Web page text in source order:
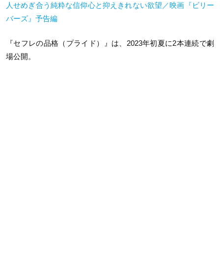
人せめぎ合う純粋な信仰心と抑えきれない欲望／映画『ビリー
バーズ』予告編
『セフレの品格（プライド）』は、2023年初夏に2本連続で劇
場公開。